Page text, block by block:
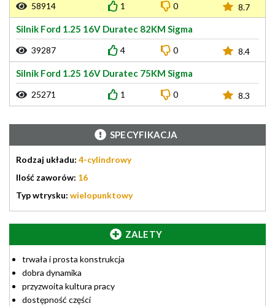
58914 1 0 8.7
Silnik Ford 1.25 16V Duratec 82KM Sigma
39287 4 0 8.4
Silnik Ford 1.25 16V Duratec 75KM Sigma
25271 1 0 8.3
SPECYFIKACJA
Rodzaj układu: 4-cylindrowy
Ilość zaworów: 16
Typ wtrysku: wielopunktowy
ZALETY
trwała i prosta konstrukcja
dobra dynamika
przyzwoita kultura pracy
dostępność części